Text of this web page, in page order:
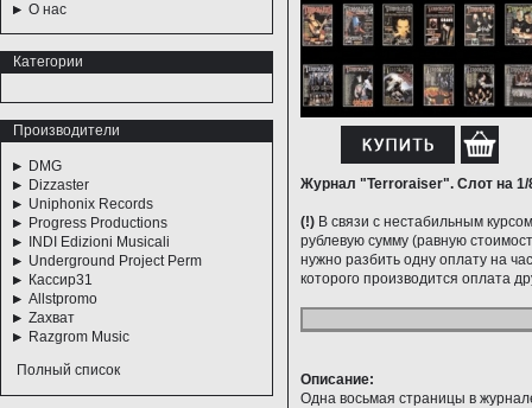
О нас
Категории
Производители
DMG
Dizzaster
Uniphonix Records
Progress Productions
INDI Edizioni Musicali
Underground Project Perm
Кассир31
Allstpromo
Zахват
Razgrom Music
Полный список
Журнал "Terroraiser". Слот на
(!) В связи с нестабильным
рублевую сумму (равную
нужно разбить одну оплату на
которого производится оплата
Описание:
Одна восьмая страницы в